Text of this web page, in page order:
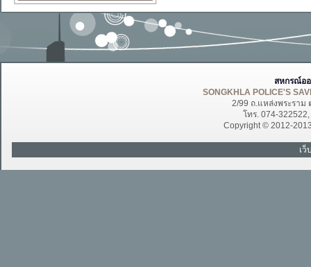
สหกรณ์อ
SONGKHLA POLICE'S
2/99 ถ.แหล่งพระราม
โทร. 074-
Copyright © 2012-
เ